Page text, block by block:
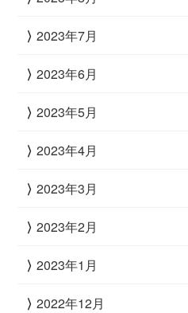
2023年7月
2023年6月
2023年5月
2023年4月
2023年3月
2023年2月
2023年1月
2022年12月